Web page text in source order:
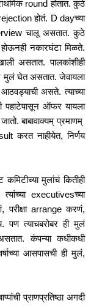
round होतात. कुठे
होतं. D dayच्या
चालू असतात. कुठे
नकारघंटा मिळते.
असतात. पालकांशीही
घेत असतात. जेवायला
असते. त्याच्या
पहाटेपासून ऑफर यायला
बाबावाक्यम् प्रमाणम्
करत नाहीयेत, निर्णय
मुलांचं कितीही
executivesच्या
परीक्षा arrange करणं,
त्याचबरोबर ही मुलं
कंपन्या कधीकधी
आसपासची ही मुलं,
प्राणप्रतिष्ठा अगदी